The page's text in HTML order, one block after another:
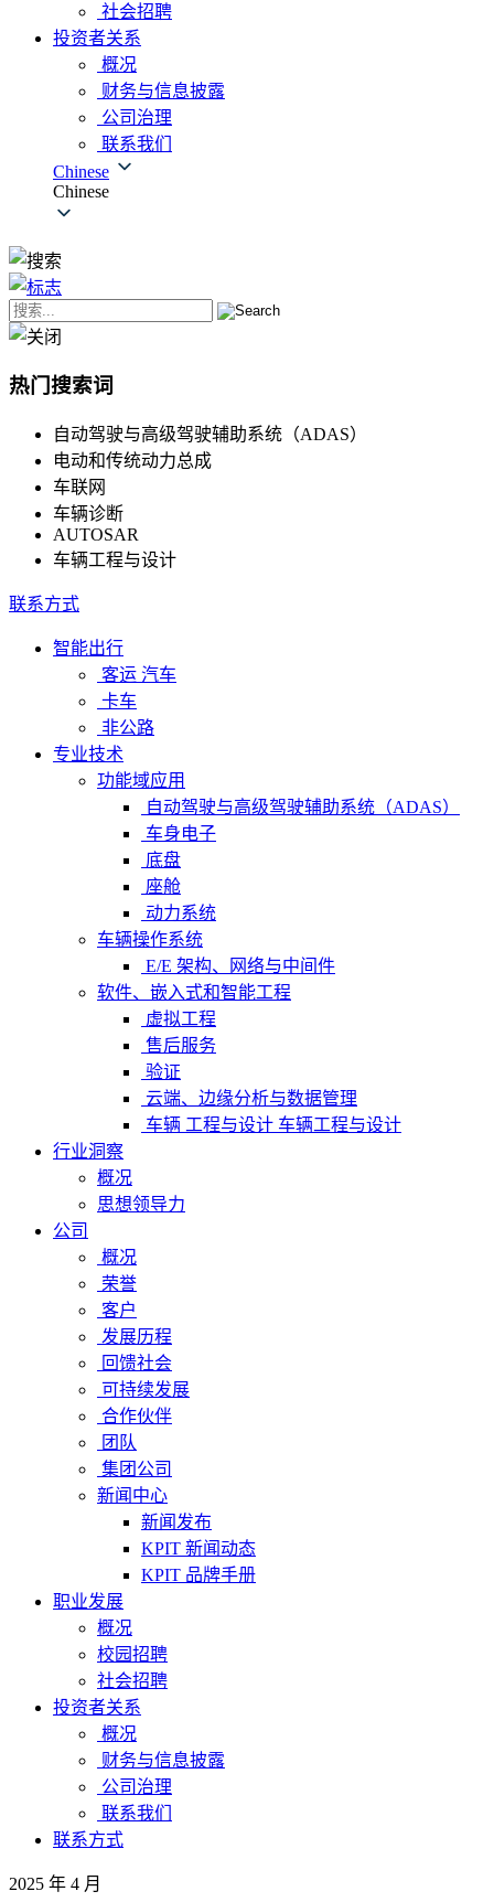
社会招聘
投资者关系
概况
财务与信息披露
公司治理
联系我们
Chinese
Chinese
热门搜索词
自动驾驶与高级驾驶辅助系统（ADAS）
电动和传统动力总成
车联网
车辆诊断
AUTOSAR
车辆工程与设计
联系方式
智能出行
客运 汽车
卡车
非公路
专业技术
功能域应用
自动驾驶与高级驾驶辅助系统（ADAS）
车身电子
底盘
座舱
动力系统
车辆操作系统
E/E 架构、网络与中间件
软件、嵌入式和智能工程
虚拟工程
售后服务
验证
云端、边缘分析与数据管理
车辆 工程与设计 车辆工程与设计
行业洞察
概况
思想领导力
公司
概况
荣誉
客户
发展历程
回馈社会
可持续发展
合作伙伴
团队
集团公司
新闻中心
新闻发布
KPIT 新闻动态
KPIT 品牌手册
职业发展
概况
校园招聘
社会招聘
投资者关系
概况
财务与信息披露
公司治理
联系我们
联系方式
2025 年 4 月